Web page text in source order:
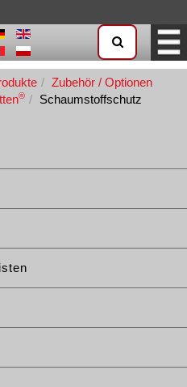
Zubehör / Optionen
® Schaumstoffschutz